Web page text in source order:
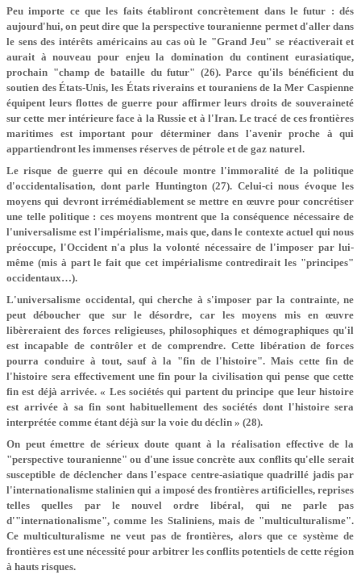
Peu importe ce que les faits établiront concrètement dans le futur : dés
aujourd'hui, on peut dire que la perspective touranienne permet d'aller dans
le sens des intérêts américains au cas où le "Grand Jeu" se réactiverait et
aurait à nouveau pour enjeu la domination du continent eurasiatique,
prochain "champ de bataille du futur" (26). Parce qu'ils bénéficient du
soutien des États-Unis, les États riverains et touraniens de la Mer Caspienne
équipent leurs flottes de guerre pour affirmer leurs droits de souveraineté
sur cette mer intérieure face à la Russie et à l'Iran. Le tracé de ces frontières
maritimes est important pour déterminer dans l'avenir proche à qui
appartiendront les immenses réserves de pétrole et de gaz naturel.
Le risque de guerre qui en découle montre l'immoralité de la politique
d'occidentalisation, dont parle Huntington (27). Celui-ci nous évoque les
moyens qui devront irrémédiablement se mettre en œuvre pour concrétiser
une telle politique : ces moyens montrent que la conséquence nécessaire de
l'universalisme est l'impérialisme, mais que, dans le contexte actuel qui nous
préoccupe, l'Occident n'a plus la volonté nécessaire de l'imposer par lui-
même (mis à part le fait que cet impérialisme contredirait les "principes"
occidentaux…).
L'universalisme occidental, qui cherche à s'imposer par la contrainte, ne
peut déboucher que sur le désordre, car les moyens mis en œuvre
libèreraient des forces religieuses, philosophiques et démographiques qu'il
est incapable de contrôler et de comprendre. Cette libération de forces
pourra conduire à tout, sauf à la "fin de l'histoire". Mais cette fin de
l'histoire sera effectivement une fin pour la civilisation qui pense que cette
fin est déjà arrivée. « Les sociétés qui partent du principe que leur histoire
est arrivée à sa fin sont habituellement des sociétés dont l'histoire sera
interprétée comme étant déjà sur la voie du déclin » (28).
On peut émettre de sérieux doute quant à la réalisation effective de la
"perspective touranienne" ou d'une issue concrète aux conflits qu'elle serait
susceptible de déclencher dans l'espace centre-asiatique quadrillé jadis par
l'internationalisme stalinien qui a imposé des frontières artificielles, reprises
telles quelles par le nouvel ordre libéral, qui ne parle pas
d'"internationalisme", comme les Staliniens, mais de "multiculturalisme".
Ce multiculturalisme ne veut pas de frontières, alors que ce système de
frontières est une nécessité pour arbitrer les conflits potentiels de cette région
à hauts risques.